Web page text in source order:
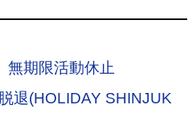
無期限活動休止
退(HOLIDAY SHINJUK